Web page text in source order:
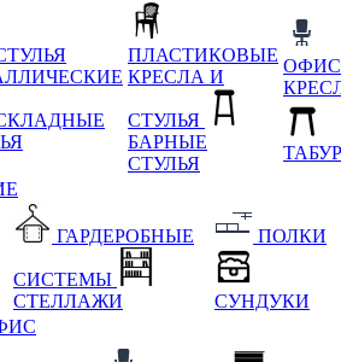
ПЛАСТИКОВЫЕ
КРЕСЛА И
СТУЛЬЯ
БАРНЫЕ
СТУЛЬЯ
ГАРДЕРОБНЫЕ
СИСТЕМЫ
СТЕЛЛАЖИ
ПОЛКИ
СУНДУКИ